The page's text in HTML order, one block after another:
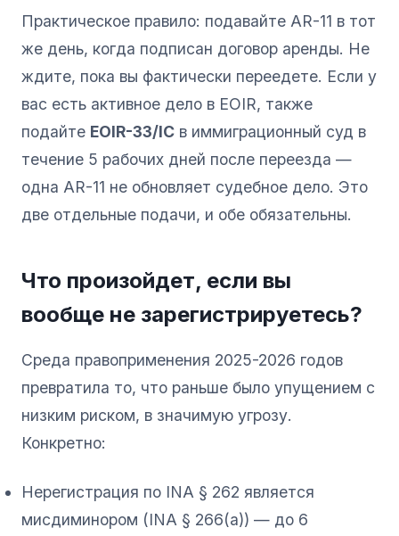
Практическое правило: подавайте AR-11 в тот
же день, когда подписан договор аренды. Не
ждите, пока вы фактически переедете. Если у
вас есть активное дело в EOIR, также
подайте EOIR-33/IC в иммиграционный суд в
течение 5 рабочих дней после переезда —
одна AR-11 не обновляет судебное дело. Это
две отдельные подачи, и обе обязательны.
Что произойдет, если вы
вообще не зарегистрируетесь?
Среда правоприменения 2025-2026 годов
превратила то, что раньше было упущением с
низким риском, в значимую угрозу.
Конкретно:
Нерегистрация по INA § 262 является
мисдиминором (INA § 266(a)) — до 6